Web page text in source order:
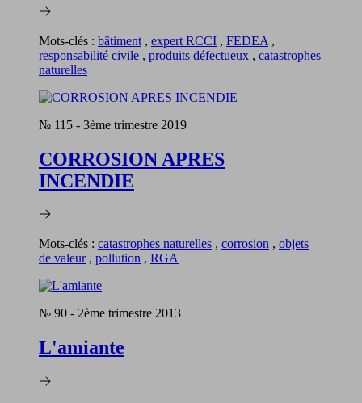
Mots-clés : bâtiment , expert RCCI , FEDEA ,
responsabilité civile , produits défectueux , catastrophes
naturelles
№ 115 - 3ème trimestre 2019
CORROSION APRES
INCENDIE
Mots-clés : catastrophes naturelles , corrosion , objets
de valeur, pollution , RGA
№ 90 - 2ème trimestre 2013
L'amiante